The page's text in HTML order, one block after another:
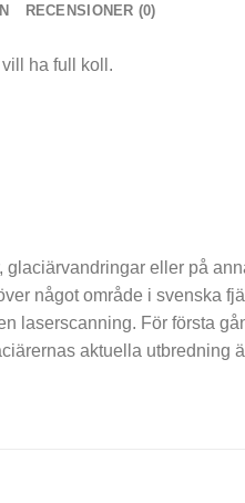
RECENSIONER (0)
ha full koll.
glaciärvandringar eller på
något område i svenska
laserscanning. För första
aktuella utbredning